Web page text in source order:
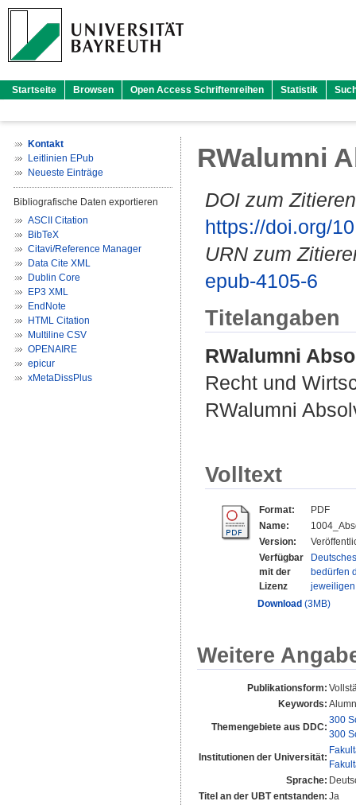
Startseite Browsen Open Access Schriftenreihen Statistik
Kontakt
Leitlinien EPub
Neueste Einträge
Bibliografische Daten exportieren
ASCII Citation
BibTeX
Citavi/Reference Manager
Data Cite XML
Dublin Core
EP3 XML
EndNote
HTML Citation
Multiline CSV
OPENAIRE
epicur
xMetaDissPlus
RWalumni
DOI zum
https://doi.org/
URN zum
epub-4105-6
Titelangaben
RWalumni
Recht und
RWalumni
Volltext
Format:
PDF
Name:
Version:
Verfügbar
mit der
Lizenz
bedürfen
Download (3MB)
Weitere
Publikationsform:
Keywords:
Themengebiete aus DDC:
300
300
Institutionen der Universität:
Sprache:
Titel an der UBT entstanden: Ja